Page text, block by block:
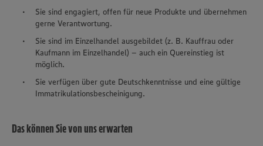
Sie sind engagiert, offen für neue Produkte und übernehmen
gerne Verantwortung.
Sie sind im Einzelhandel ausgebildet (z. B. Kauffrau oder
Kaufmann im Einzelhandel) – auch ein Quereinstieg ist
möglich.
Sie verfügen über gute Deutschkenntnisse und eine gültige
Immatrikulationsbescheinigung.
Das können Sie von uns erwarten